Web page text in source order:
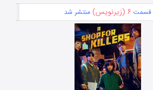
قسمت ۶ (زیرنویس) منتشر شد